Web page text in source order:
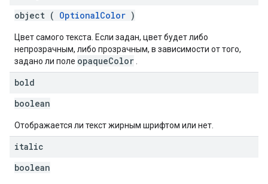
object ( OptionalColor )
Цвет самого текста. Если задан, цвет будет либо
непрозрачным, либо прозрачным, в зависимости от того,
задано ли поле opaqueColor
bold
boolean
Отображается ли текст жирным шрифтом или нет.
italic
boolean